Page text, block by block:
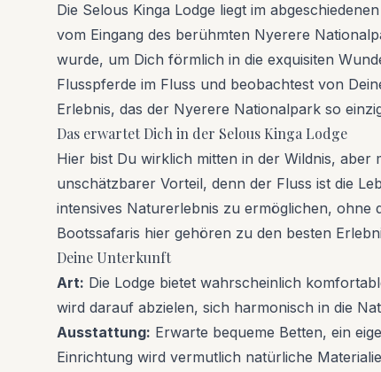
Die Selous Kinga Lodge liegt im
vom Eingang des berühmten Nyerere
wurde, um Dich förmlich in die exquisiten
Flusspferde im Fluss und beobachtest von
Erlebnis, das der Nyerere Nationalpark so
Das erwartet Dich in der Selous Kinga Lodge
Hier bist Du wirklich mitten in der Wildnis,
unschätzbarer Vorteil, denn der Fluss ist die
intensives Naturerlebnis zu ermöglichen, ohne
Bootssafaris hier gehören zu den besten
Deine Unterkunft
Art: Die Lodge bietet wahrscheinlich
wird darauf abzielen, sich harmonisch in die
Ausstattung: Erwarte bequeme Betten, ein
Einrichtung wird vermutlich natürliche